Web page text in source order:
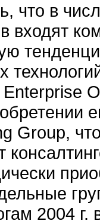
что в
входят
Enterprise
Group,
2004 г.